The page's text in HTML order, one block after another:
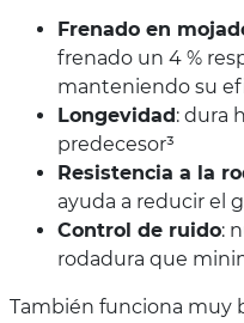
Frenado en
frenado un 4 %
manteniendo su
Longevidad : dura
predecesor³
Resistencia a la
ayuda a reducir el
Control de ruido:
rodadura que
También funciona muy